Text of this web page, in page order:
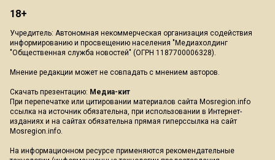
18+
Учредитель: Автономная некоммерческая организация содействия
информированию и просвещению населения "Медиахолдинг
"Общественная служба новостей" (ОГРН 1187700006328).
Мнение редакции может не совпадать с мнением авторов.
Скачать презентацию: Медиа-кит
При перепечатке или цитировании материалов сайта Mosregion.info
ссылка на источник обязательна, при использовании в Интернет-
изданиях и на сайтах обязательна прямая гиперссылка на сайт
Mosregion.info.
На информационном ресурсе применяются рекомендательные